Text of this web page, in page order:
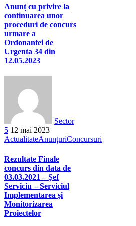
Anunț cu privire la
continuarea unor
proceduri de concurs
urmare a
Ordonantei de
Urgenta 34 din
12.05.2023
Sector
5 12 mai 2023
ActualitateAnunțuriConcursuri
Rezultate Finale
concurs din data de
03.03.2021 – Șef
Serviciu – Serviciul
Implementarea și
Monitorizarea
Proiectelor